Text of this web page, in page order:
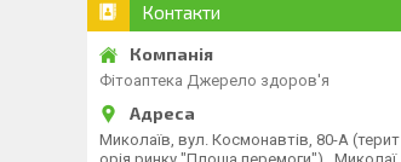
Контакти
Фітоаптека Джерело здоров'я
Миколаїв, вул. Космонавтів, 80-А (терит